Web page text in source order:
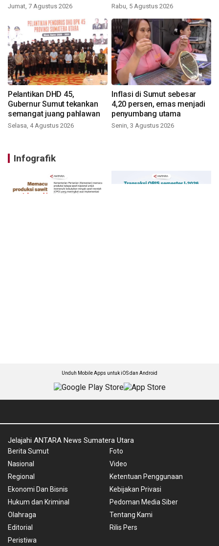
Jumat, 7 Agustus 2026 Rabu, 5 Agustus 2026
Pelantikan DHD 45,
Gubernur Sumut tekankan
semangat juang pahlawan
Selasa, 4 Agustus 2026
Inflasi di Sumut sebesar
4,20 persen, emas menjadi
penyumbang utama
Senin, 3 Agustus 2026
Infografik
Unduh Mobile Apps untuk iOS dan Android
Jelajahi ANTARA News Sumatera Utara
Berita Sumut
Nasional
Regional
Ekonomi Dan Bisnis
Hukum dan Kriminal
Olahraga
Editorial
Peristiwa
Foto
Video
Ketentuan Penggunaan
Kebijakan Privasi
Pedoman Media Siber
Tentang Kami
Rilis Pers